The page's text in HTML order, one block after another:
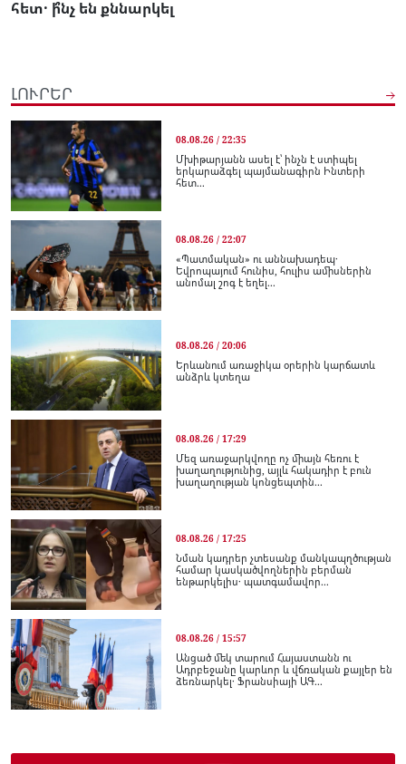
հետ․ ի՞նչ են քննարկել
ԼՈՒՐԵՐ
08.08.26 / 22:35
Մխիթարյանն ասել է՝ ինչն է ստիպել
երկարաձգել պայմանագիրն Ինտերի
հետ...
08.08.26 / 22:07
«Պատմական» ու աննախադեպ․
Եվրոպայում հունիս, հուլիս ամիսներին
անոմալ շոգ է եղել...
08.08.26 / 20:06
Երևանում առաջիկա օրերին կարճատև
անձրև կտեղա
08.08.26 / 17:29
Մեզ առաջարկվողը ոչ միայն հեռու է
խաղաղությունից, այլև հակադիր է բուն
խաղաղության կոնցեպտին...
08.08.26 / 17:25
Նման կադրեր չտեսանք մանկապղծության
համար կասկածվողներին բերման
ենթարկելիս․ պատգամավոր...
08.08.26 / 15:57
Անցած մեկ տարում Հայաստանն ու
Ադրբեջանը կարևոր և վճռական քայլեր են
ձեռնարկել․ Ֆրանսիայի ԱԳ...